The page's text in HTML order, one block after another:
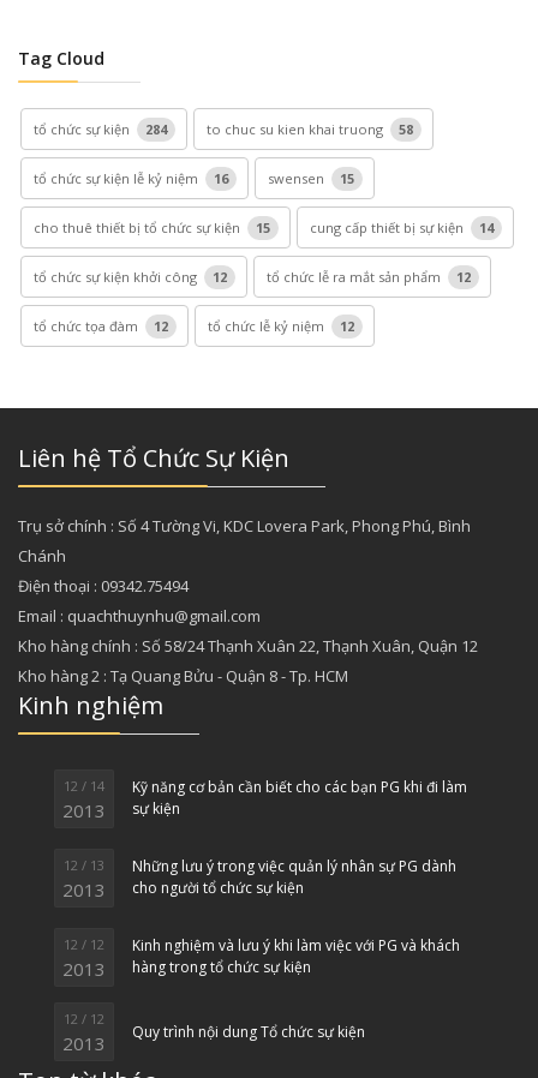
Tag Cloud
tổ chức sự kiện 284 to chuc su kien khai truong 58
tổ chức sự kiện lễ kỷ niệm 16 swensen 15
cho thuê thiết bị tổ chức sự kiện 15 cung cấp thiết bị sự kiện 14
tổ chức sự kiện khởi công 12 tổ chức lễ ra mắt sản phẩm 12
tổ chức tọa đàm 12 tổ chức lễ kỷ niệm 12
Liên hệ Tổ Chức Sự Kiện
Trụ sở chính : Số 4 Tường Vi, KDC Lovera Park, Phong Phú, Bình
Chánh
Điện thoại : 09342.75494
Email : quachthuynhu@gmail.com
Kho hàng chính : Số 58/24 Thạnh Xuân 22, Thạnh Xuân, Quận 12
Kho hàng 2 : Tạ Quang Bửu - Quận 8 - Tp. HCM
Kinh nghiệm
12 / 14
2013
Kỹ năng cơ bản cần biết cho các bạn PG khi đi làm
sự kiện
12 / 13
2013
Những lưu ý trong việc quản lý nhân sự PG dành
cho người tổ chức sự kiện
12 / 12
2013
Kinh nghiệm và lưu ý khi làm việc với PG và khách
hàng trong tổ chức sự kiện
12 / 12
2013 Quy trình nội dung Tổ chức sự kiện